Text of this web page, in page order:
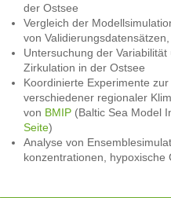
der Ostsee
Vergleich der
von
Untersuchung der
Zirkulation in der Ostsee
Koordinierte Experimente
verschiedener regionaler
von BMIP(Baltic Sea Model
Seite)
Analyse von
konzentrationen, hypoxische